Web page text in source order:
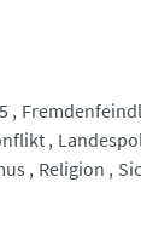
Religion